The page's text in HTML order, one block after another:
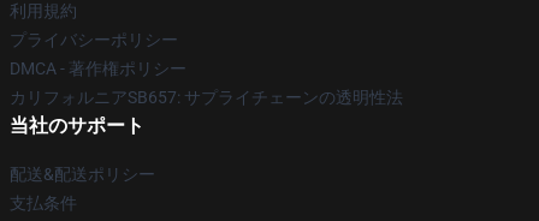
利用規約
プライバシーポリシー
DMCA - 著作権ポリシー
カリフォルニアSB657: サプライチェーンの透明性法
当社のサポート
配送&配送ポリシー
支払条件